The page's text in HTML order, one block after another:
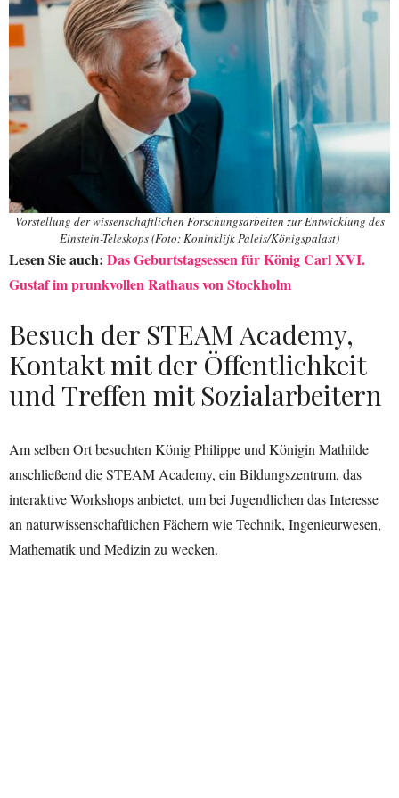
Vorstellung der wissenschaftlichen Forschungsarbeiten zur Entwicklung des
Einstein-Teleskops (Foto: Koninklijk Paleis/Königspalast)
Lesen Sie auch: Das Geburtstagsessen für König Carl XVI.
Gustaf im prunkvollen Rathaus von Stockholm
Besuch der STEAM Academy,
Kontakt mit der Öffentlichkeit
und Treffen mit Sozialarbeitern
Am selben Ort besuchten König Philippe und Königin Mathilde
anschließend die STEAM Academy, ein Bildungszentrum, das
interaktive Workshops anbietet, um bei Jugendlichen das Interesse
an naturwissenschaftlichen Fächern wie Technik, Ingenieurwesen,
Mathematik und Medizin zu wecken.